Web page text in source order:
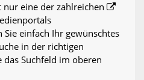
nur eine der zahlreichen
einfach Ihr gewünschtes
in der richtigen
das Suchfeld im oberen